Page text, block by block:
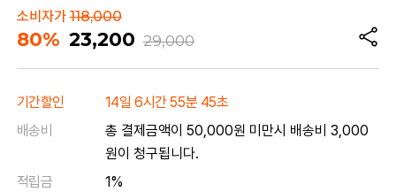
소비자가118,000
80% 23,200 29,000
기간할인
14일 6시간 55분 45초
배송비
총 결제금액이 50,000원 미만시 배송비 3,000
원이 청구됩니다.
적립금
1%